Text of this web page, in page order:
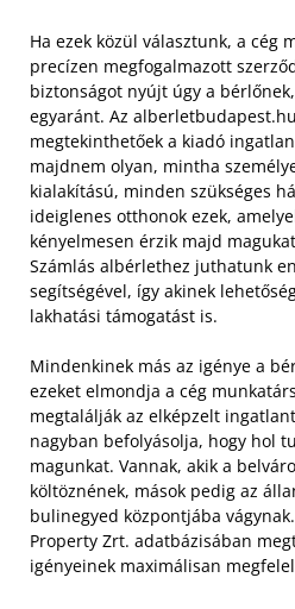
Ha ezek közül választunk, a cég
precízen megfogalmazott
biztonságot nyújt úgy a
egyaránt. Az
megtekinthetőek a kiadó
majdnem olyan, mintha
kialakítású, minden szükséges
ideiglenes otthonok ezek,
kényelmesen érzik majd
Számlás albérlethez juthatunk
segítségével, így akinek
lakhatási támogatást is.
Mindenkinek más az igénye a
ezeket elmondja a cég
megtalálják az elképzelt
nagyban befolyásolja, hogy hol
magunkat. Vannak, akik a
költöznének, mások pedig az
bulinegyed központjába
Property Zrt. adatbázisában
igényeinek maximálisan